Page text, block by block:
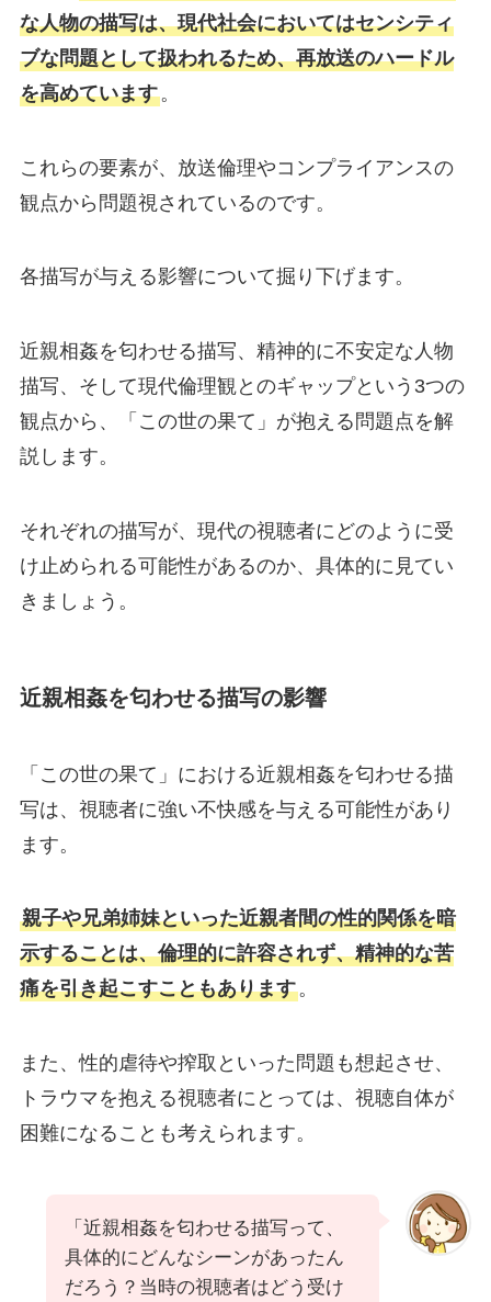
な人物の描写は、現代社会においてはセンシティ
ブな問題として扱われるため、再放送のハードル
を高めています。
これらの要素が、放送倫理やコンプライアンスの
観点から問題視されているのです。
各描写が与える影響について掘り下げます。
近親相姦を匂わせる描写、精神的に不安定な人物
描写、そして現代倫理観とのギャップという3つの
観点から、「この世の果て」が抱える問題点を解
説します。
それぞれの描写が、現代の視聴者にどのように受
け止められる可能性があるのか、具体的に見てい
きましょう。
近親相姦を匂わせる描写の影響
「この世の果て」における近親相姦を匂わせる描
写は、視聴者に強い不快感を与える可能性があり
ます。
親子や兄弟姉妹といった近親者間の性的関係を暗
示することは、倫理的に許容されず、精神的な苦
痛を引き起こすこともあります。
また、性的虐待や搾取といった問題も想起させ、
トラウマを抱える視聴者にとっては、視聴自体が
困難になることも考えられます。
「近親相姦を匂わせる描写って、
具体的にどんなシーンがあったん
だろう？当時の視聴者はどう受け